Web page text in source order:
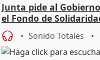
Junta pide al
el Fondo de
Sonido Totales